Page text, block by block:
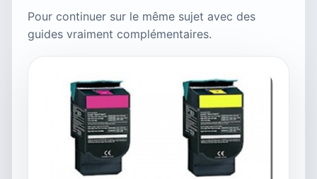
Pour continuer sur le même sujet avec des
guides vraiment complémentaires.